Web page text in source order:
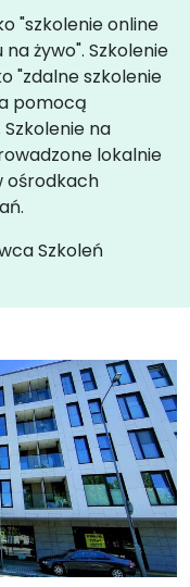
"szkolenie online
żywo". Szkolenie
"zdalne szkolenie
pomocą
Szkolenie na
lokalnie
ośrodkach
Szkoleń